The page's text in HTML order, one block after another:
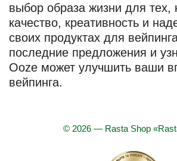
выбор образа жизни для тех,
качество, креативность и
своих продуктах для
последние предложения и
Ooze может улучшить ваши
вейпинга.
© 2026 — Rasta Shop